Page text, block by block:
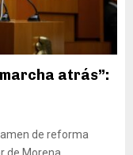
atrás”:
de reforma